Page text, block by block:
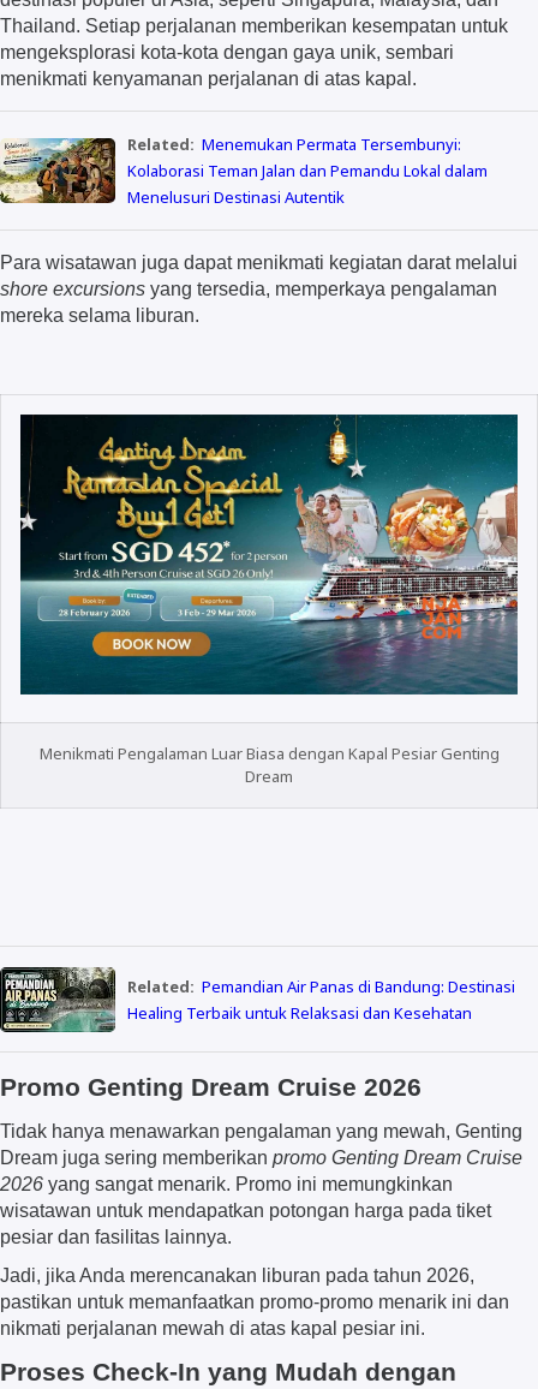
Thailand. Setiap perjalanan memberikan kesempatan untuk
mengeksplorasi kota-kota dengan gaya unik, sembari
menikmati kenyamanan perjalanan di atas kapal.
Related: Menemukan Permata Tersembunyi:
Kolaborasi Teman Jalan dan Pemandu Lokal dalam
Menelusuri Destinasi Autentik
Para wisatawan juga dapat menikmati kegiatan darat melalui
shore excursions yang tersedia, memperkaya pengalaman
mereka selama liburan.
Menikmati Pengalaman Luar Biasa dengan Kapal Pesiar Genting
Dream
Related: Pemandian Air Panas di Bandung: Destinasi
Healing Terbaik untuk Relaksasi dan Kesehatan
Promo Genting Dream Cruise 2026
Tidak hanya menawarkan pengalaman yang mewah, Genting
Dream juga sering memberikan promo Genting Dream Cruise
2026 yang sangat menarik. Promo ini memungkinkan
wisatawan untuk mendapatkan potongan harga pada tiket
pesiar dan fasilitas lainnya.
Jadi, jika Anda merencanakan liburan pada tahun 2026,
pastikan untuk memanfaatkan promo-promo menarik ini dan
nikmati perjalanan mewah di atas kapal pesiar ini.
Proses Check-In yang Mudah dengan